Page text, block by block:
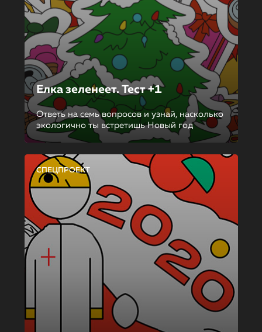
Елка зеленеет. Тест +1
Ответь на семь вопросов и узнай, насколько
экологично ты встретишь Новый год
СПЕЦПРОЕКТ